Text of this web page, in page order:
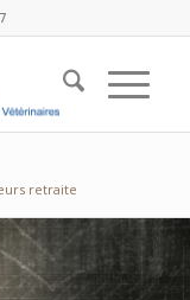
retraite